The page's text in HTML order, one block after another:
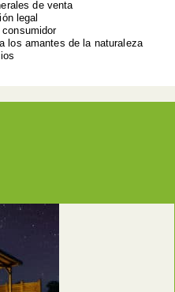
de venta
legal
consumidor
los amantes de la naturaleza